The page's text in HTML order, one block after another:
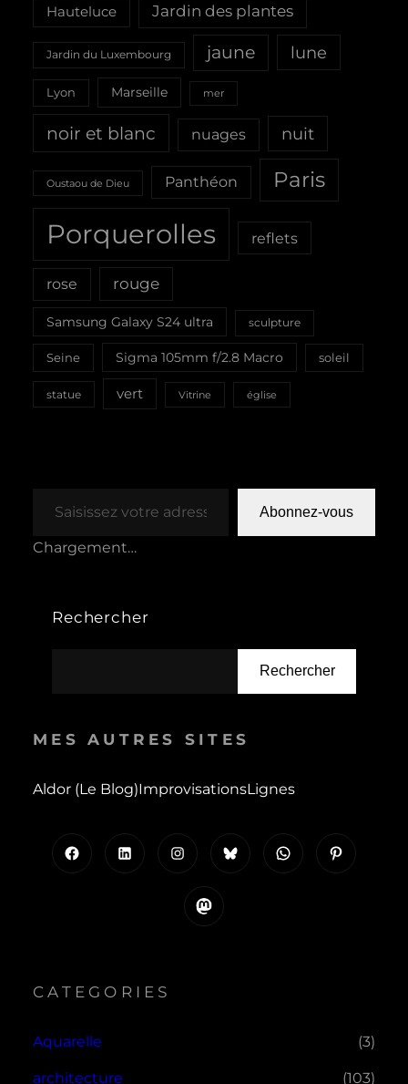
Hauteluce Jardin des plantes
Jardin du Luxembourg jaune lune
Lyon Marseille mer
noir et blanc nuages nuit
Oustaou de Dieu Panthéon Paris
Porquerolles reflets
rose rouge
Samsung Galaxy S24 ultra sculpture
Seine Sigma 105mm f/2.8 Macro soleil
statue vert Vitrine église
Abonnez-vous
Chargement…
Rechercher
Rechercher
MES AUTRES SITES
Aldor (le Blog)ImprovisationsLignes
Instagram WhatsApp
Mastodon
CATEGORIES
Aquarelle (3)
architecture (103)